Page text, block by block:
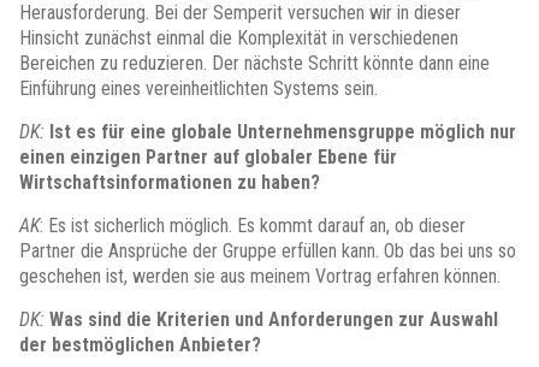
Herausforderung. Bei der Semperit versuchen wir in dieser
Hinsicht zunächst einmal die Komplexität in verschiedenen
Bereichen zu reduzieren. Der nächste Schritt könnte dann eine
Einführung eines vereinheitlichten Systems sein.
DK: Ist es für eine globale Unternehmensgruppe möglich nur
einen einzigen Partner auf globaler Ebene für
Wirtschaftsinformationen zu haben?
AK: Es ist sicherlich möglich. Es kommt darauf an, ob dieser
Partner die Ansprüche der Gruppe erfüllen kann. Ob das bei uns so
geschehen ist, werden sie aus meinem Vortrag erfahren können.
DK: Was sind die Kriterien und Anforderungen zur Auswahl
der bestmöglichen Anbieter?